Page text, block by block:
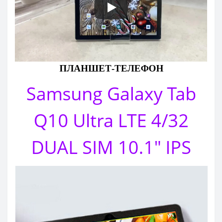
ПЛАНШЕТ-ТЕЛЕФОН
Samsung Galaxy Tab
Q10 Ultra LTE 4/32
DUAL SIM 10.1" IPS